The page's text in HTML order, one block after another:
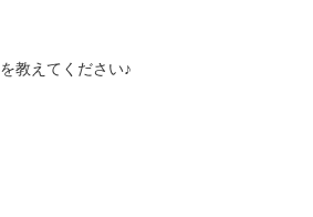
教えてください♪